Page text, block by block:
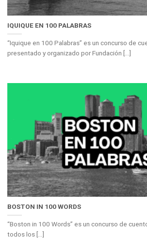
IQUIQUE EN 100 PALABRAS
“Iquique en 100 Palabras” es un concurso de
presentado y organizado por Fundación [...]
BOSTON IN 100 WORDS
“Boston in 100 Words” es un concurso de
todos los [...]